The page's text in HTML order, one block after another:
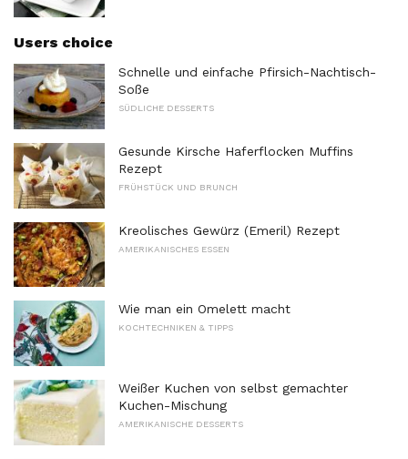
Users choice
Schnelle und einfache Pfirsich-Nachtisch-
Soße
SÜDLICHE DESSERTS
Gesunde Kirsche Haferflocken Muffins
Rezept
FRÜHSTÜCK UND BRUNCH
Kreolisches Gewürz (Emeril) Rezept
AMERIKANISCHES ESSEN
Wie man ein Omelett macht
KOCHTECHNIKEN & TIPPS
Weißer Kuchen von selbst gemachter
Kuchen-Mischung
AMERIKANISCHE DESSERTS